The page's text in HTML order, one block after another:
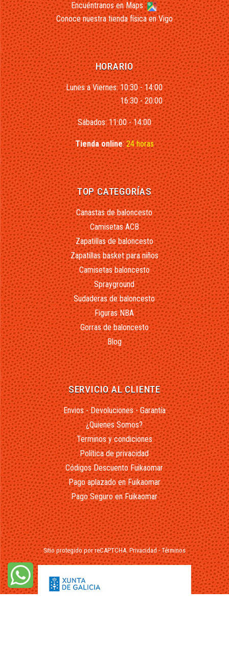
Encuéntranos en Maps
Conoce nuestra tienda física en Vigo
HORARIO
Lunes a Viernes: 10:30 - 14:00
16:30 - 20:00
Sábados: 11:00 - 14:00
Tienda online:24 horas
TOP CATEGORÍAS
Canastas de baloncesto
Camisetas ACB
Zapatillas de baloncesto
Zapatillas basket para niños
Camisetas baloncesto
Sprayground
Sudaderas de baloncesto
Figuras NBA
Gorras de baloncesto
Blog
SERVICIO AL CLIENTE
Envios - Devoluciones - Garantía
¿Quienes Somos?
Terminos y condiciones
Política de privacidad
Códigos Descuento Fuikaomar
Pago aplazado en Fuikaomar
Pago Seguro en Fuikaomar
Sitio protegido por reCAPTCHA.Privacidad-Términos